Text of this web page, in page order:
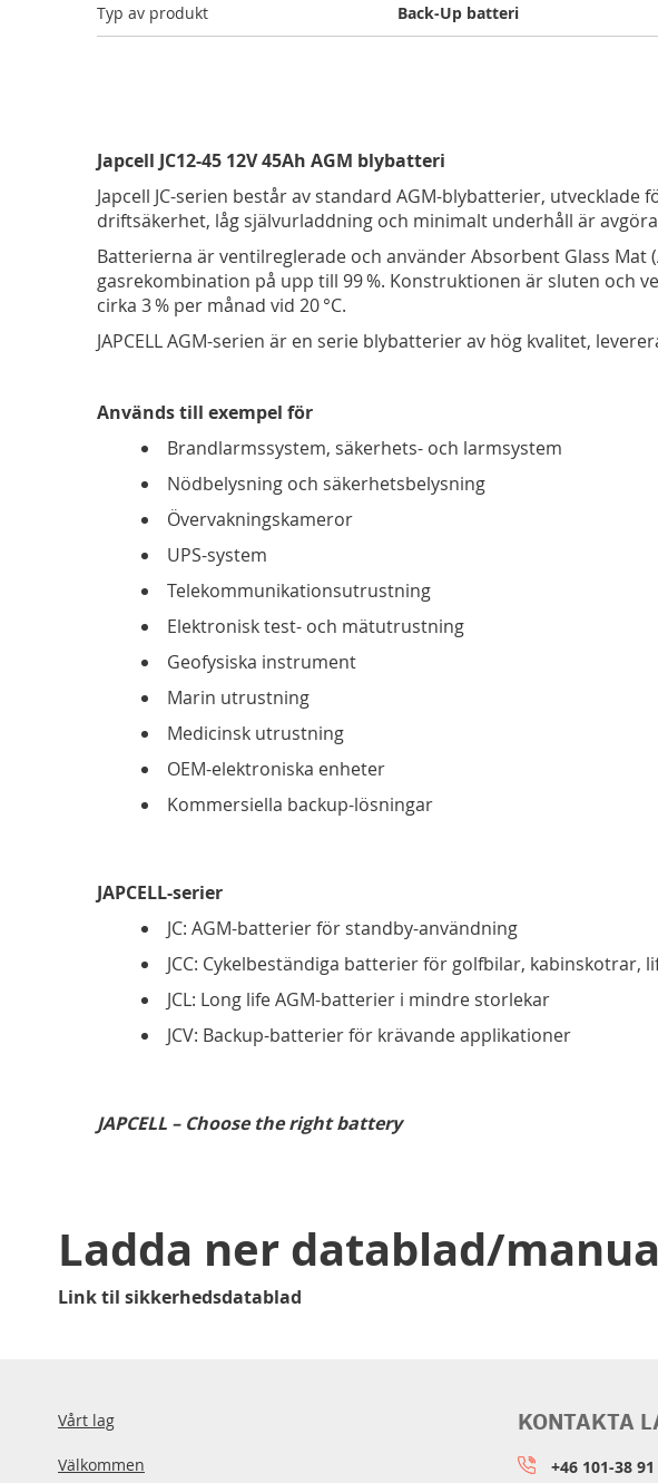
Typ av produkt Back-Up batteri
Japcell JC12-45 12V 45Ah AGM blybatteri
Japcell JC-serien består av standard AGM-blybatterier,
driftsäkerhet, låg självurladdning och minimalt underhåll är
Batterierna är ventilreglerade och använder Absorbent Glass Mat
gasrekombination på upp till 99 %. Konstruktionen är sluten och
cirka 3 % per månad vid 20 °C.
JAPCELL AGM-serien är en serie blybatterier av hög kvalitet,
Används till exempel för
Brandlarmssystem, säkerhets- och larmsystem
Nödbelysning och säkerhetsbelysning
Övervakningskameror
UPS-system
Telekommunikationsutrustning
Elektronisk test- och mätutrustning
Geofysiska instrument
Marin utrustning
Medicinsk utrustning
OEM-elektroniska enheter
Kommersiella backup-lösningar
JAPCELL-serier
JC: AGM-batterier för standby-användning
JCC: Cykelbeständiga batterier för golfbilar, kabinskotrar,
JCL: Long life AGM-batterier i mindre storlekar
JCV: Backup-batterier för krävande applikationer
JAPCELL – Choose the right battery
Ladda ner datablad/
Link til sikkerhedsdatablad
Vårt lag
Välkommen
KONTAKTA
+46 101-38